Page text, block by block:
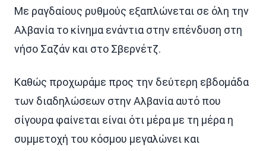
Με ραγδαίους ρυθμούς εξαπλώνεται σε όλη την
Αλβανία το κίνημα ενάντια στην επένδυση στη
νήσο Σαζάν και στο Σβερνέτζ.
Καθώς προχωράμε προς την δεύτερη εβδομάδα
των διαδηλώσεων στην Αλβανία αυτό που
σίγουρα φαίνεται είναι ότι μέρα με τη μέρα η
συμμετοχή του κόσμου μεγαλώνει και